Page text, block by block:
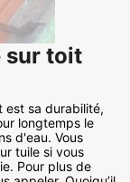
sur toit
est sa durabilité,
longtemps le
d'eau. Vous
tuile si vous
Pour plus de